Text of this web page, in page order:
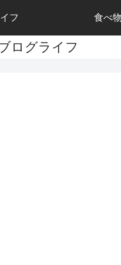
ログライフ
フ 食べ物